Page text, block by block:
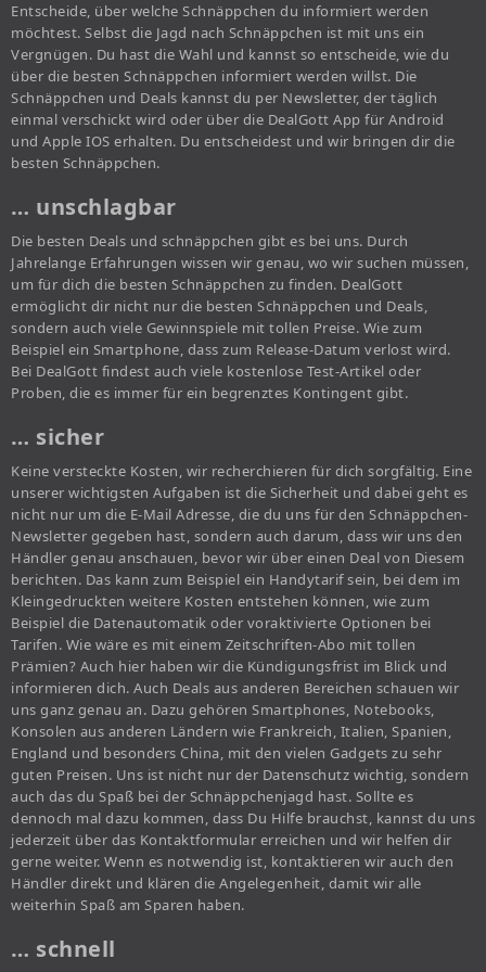
Entscheide, über welche Schnäppchen du informiert werden
möchtest. Selbst die Jagd nach Schnäppchen ist mit uns ein
Vergnügen. Du hast die Wahl und kannst so entscheide, wie du
über die besten Schnäppchen informiert werden willst. Die
Schnäppchen und Deals kannst du per Newsletter, der täglich
einmal verschickt wird oder über die DealGott App für Android
und Apple IOS erhalten. Du entscheidest und wir bringen dir die
besten Schnäppchen.
… unschlagbar
Die besten Deals und schnäppchen gibt es bei uns. Durch
Jahrelange Erfahrungen wissen wir genau, wo wir suchen müssen,
um für dich die besten Schnäppchen zu finden. DealGott
ermöglicht dir nicht nur die besten Schnäppchen und Deals,
sondern auch viele Gewinnspiele mit tollen Preise. Wie zum
Beispiel ein Smartphone, dass zum Release-Datum verlost wird.
Bei DealGott findest auch viele kostenlose Test-Artikel oder
Proben, die es immer für ein begrenztes Kontingent gibt.
… sicher
Keine versteckte Kosten, wir recherchieren für dich sorgfältig. Eine
unserer wichtigsten Aufgaben ist die Sicherheit und dabei geht es
nicht nur um die E-Mail Adresse, die du uns für den Schnäppchen-
Newsletter gegeben hast, sondern auch darum, dass wir uns den
Händler genau anschauen, bevor wir über einen Deal von Diesem
berichten. Das kann zum Beispiel ein Handytarif sein, bei dem im
Kleingedruckten weitere Kosten entstehen können, wie zum
Beispiel die Datenautomatik oder voraktivierte Optionen bei
Tarifen. Wie wäre es mit einem Zeitschriften-Abo mit tollen
Prämien? Auch hier haben wir die Kündigungsfrist im Blick und
informieren dich. Auch Deals aus anderen Bereichen schauen wir
uns ganz genau an. Dazu gehören Smartphones, Notebooks,
Konsolen aus anderen Ländern wie Frankreich, Italien, Spanien,
England und besonders China, mit den vielen Gadgets zu sehr
guten Preisen. Uns ist nicht nur der Datenschutz wichtig, sondern
auch das du Spaß bei der Schnäppchenjagd hast. Sollte es
dennoch mal dazu kommen, dass Du Hilfe brauchst, kannst du uns
jederzeit über das Kontaktformular erreichen und wir helfen dir
gerne weiter. Wenn es notwendig ist, kontaktieren wir auch den
Händler direkt und klären die Angelegenheit, damit wir alle
weiterhin Spaß am Sparen haben.
… schnell